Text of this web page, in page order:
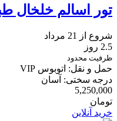
تور اسالم خلخال
شروع از 21 مرداد
2.5 روز
ظرفیت محدود
حمل و نقل: اتوبوس VIP
درجه سختی: آسان
5,250,000
تومان
خرید آنلاین